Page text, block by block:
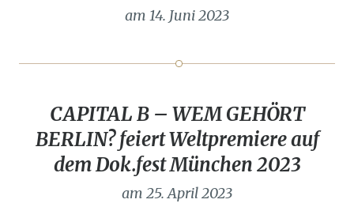
am 14. Juni 2023
CAPITAL B – WEM GEHÖRT
BERLIN? feiert Weltpremiere auf
dem Dok.fest München 2023
am 25. April 2023